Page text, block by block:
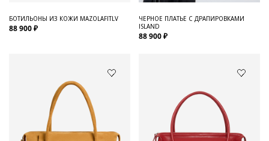
БОТИЛЬОНЫ ИЗ КОЖИ MAZOLAFITLV
88 900 ₽
ЧЕРНОЕ ПЛАТЬЕ С ДРАПИРОВКАМИ
ISLAND
88 900 ₽